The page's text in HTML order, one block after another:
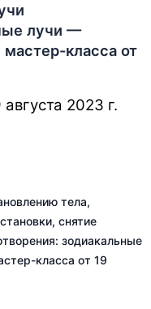
лучи —
класса от
2023 г.
тела,
снятие
зодиакальные
класса от 19